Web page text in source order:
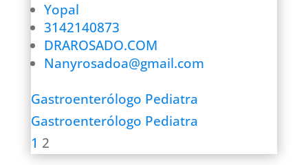
Yopal
3142140873
DRAROSADO.COM
Nanyrosadoa@gmail.com
Gastroenterólogo Pediatra
Gastroenterólogo Pediatra
1 2